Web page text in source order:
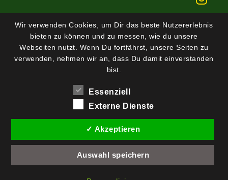
Wir verwenden Cookies, um Dir das beste Nutzererlebnis
bieten zu können und zu messen, wie du unsere
Webseiten nutzt. Wenn Du fortfährst, unsere Seiten zu
verwenden, nehmen wir an, dass Du damit einverstanden
bist.
Essenziell
Externe Dienste
✓ Akzeptieren
Auswahl speichern